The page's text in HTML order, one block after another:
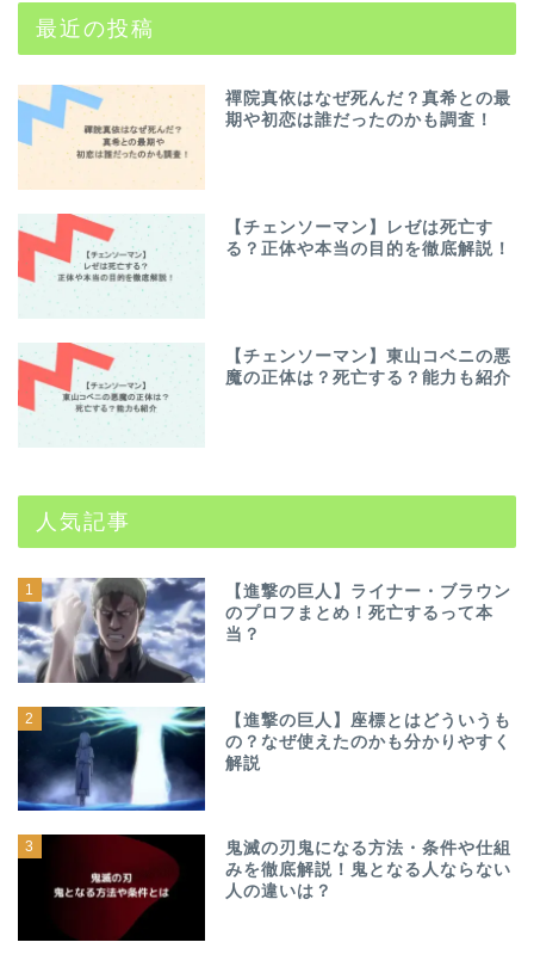
最近の投稿
禪院真依はなぜ死んだ？真希との最
期や初恋は誰だったのかも調査！
【チェンソーマン】レゼは死亡す
る？正体や本当の目的を徹底解説！
【チェンソーマン】東山コベニの悪
魔の正体は？死亡する？能力も紹介
人気記事
1
【進撃の巨人】ライナー・ブラウン
のプロフまとめ！死亡するって本
当？
2
【進撃の巨人】座標とはどういうも
の？なぜ使えたのかも分かりやすく
解説
3
鬼滅の刃鬼になる方法・条件や仕組
みを徹底解説！鬼となる人ならない
人の違いは？